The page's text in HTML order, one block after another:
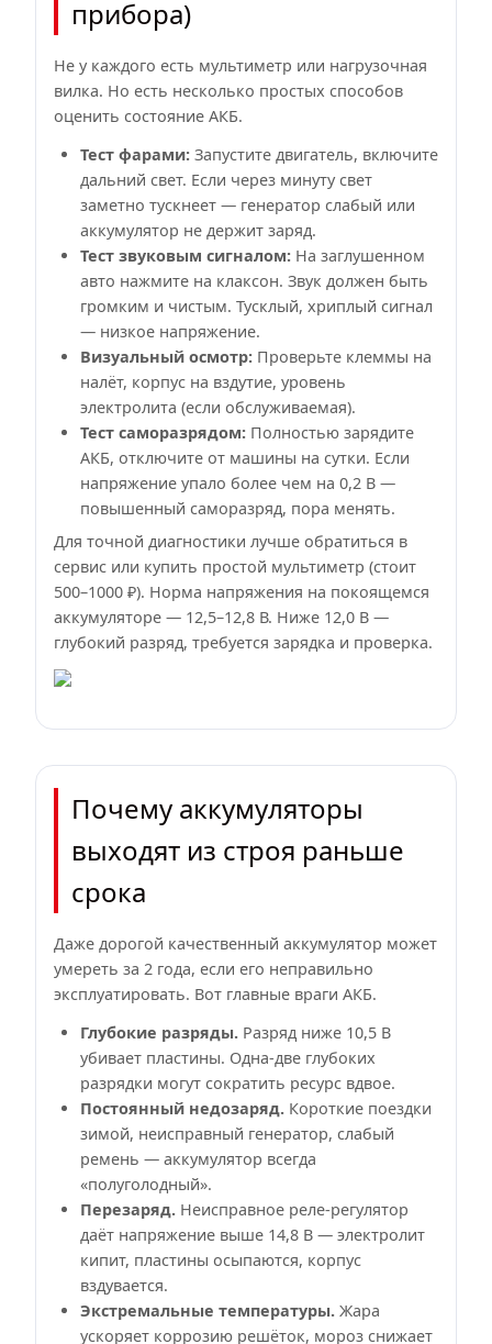
прибора)
Не у каждого есть мультиметр или нагрузочная
вилка. Но есть несколько простых способов
оценить состояние АКБ.
Тест фарами: Запустите двигатель, включите
дальний свет. Если через минуту свет
заметно тускнеет — генератор слабый или
аккумулятор не держит заряд.
Тест звуковым сигналом: На заглушенном
авто нажмите на клаксон. Звук должен быть
громким и чистым. Тусклый, хриплый сигнал
— низкое напряжение.
Визуальный осмотр: Проверьте клеммы на
налёт, корпус на вздутие, уровень
электролита (если обслуживаемая).
Тест саморазрядом: Полностью зарядите
АКБ, отключите от машины на сутки. Если
напряжение упало более чем на 0,2 В —
повышенный саморазряд, пора менять.
Для точной диагностики лучше обратиться в
сервис или купить простой мультиметр (стоит
500–1000 ₽). Норма напряжения на покоящемся
аккумуляторе — 12,5–12,8 В. Ниже 12,0 В —
глубокий разряд, требуется зарядка и проверка.
Почему аккумуляторы
выходят из строя раньше
срока
Даже дорогой качественный аккумулятор может
умереть за 2 года, если его неправильно
эксплуатировать. Вот главные враги АКБ.
Глубокие разряды. Разряд ниже 10,5 В
убивает пластины. Одна-две глубоких
разрядки могут сократить ресурс вдвое.
Постоянный недозаряд. Короткие поездки
зимой, неисправный генератор, слабый
ремень — аккумулятор всегда
«полуголодный».
Перезаряд. Неисправное реле-регулятор
даёт напряжение выше 14,8 В — электролит
кипит, пластины осыпаются, корпус
вздувается.
Экстремальные температуры. Жара
ускоряет коррозию решёток, мороз снижает